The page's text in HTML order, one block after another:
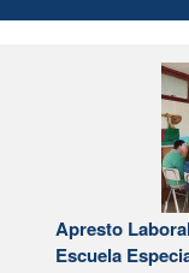
Apresto
Escuela